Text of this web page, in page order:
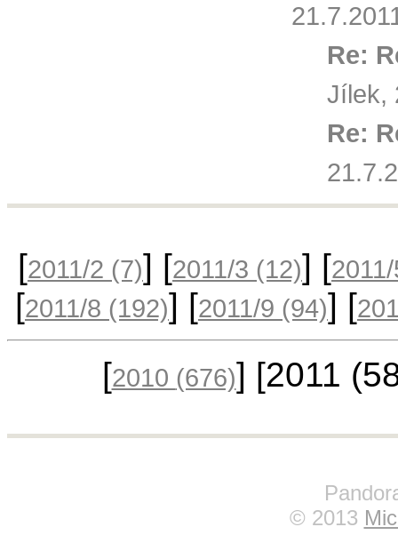
Re:
Jílek,
Re:
[2011/2 (7)] [2011/3 (12)] [
[2011/8 (192)] [2011/9 (94)] [
[2010 (676)] [2011
© 2013